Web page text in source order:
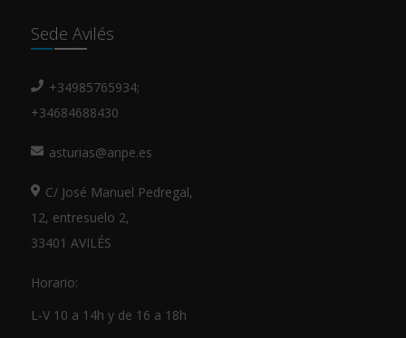
Sede Avilés
+34985765934;
+34684688430
asturias@anpe.es
C/ José Manuel Pedregal,
12, entresuelo 2,
33401 AVILÉS
Horario:
L-V 10 a 14h y de 16 a 18h